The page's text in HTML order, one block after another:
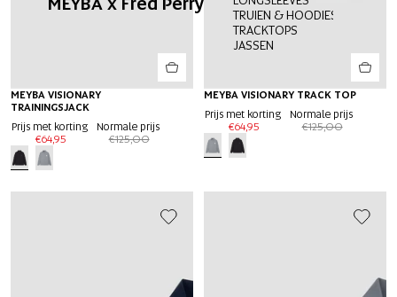
TRUIEN & HOODIES
TRACKTOPS
JASSEN
-50%
EXTRA 20%
MEYBA VISIONARY
TRAININGSJACK
Prijs met korting
€64,95
Normale prijs
€125,00
-50%
MEYBA VISIONARY TRACK TOP
Prijs met korting
€64,95
Normale prijs
€125,00